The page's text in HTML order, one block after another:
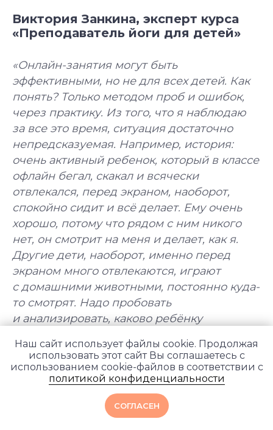
Виктория Занкина, эксперт курса
«Преподаватель йоги для детей»
«Онлайн-занятия могут быть
эффективными, но не для всех детей. Как
понять? Только методом проб и ошибок,
через практику. Из того, что я наблюдаю
за все это время, ситуация достаточно
непредсказуемая. Например, история:
очень активный ребенок, который в классе
офлайн бегал, скакал и всячески
отвлекался, перед экраном, наоборот,
спокойно сидит и всё делает. Ему очень
хорошо, потому что рядом с ним никого
нет, он смотрит на меня и делает, как я.
Другие дети, наоборот, именно перед
экраном много отвлекаются, играют
с домашними животными, постоянно куда-
то смотрят. Надо пробовать
и анализировать, каково ребёнку
Групповые занятия
Смотреть все курсы
Йога для
начинающих
Длительность: 8 недель
Преподаватель
Хатха-йоги
Длительность: 9 недель
Йогатерапия
опорно-
двигательного
Длительность: 24-28
недель
Подробнее
Пранаяма:
дыхательные
техники
в практике йоги
Длительность: 4 месяца
Подробнее
Наш сайт использует файлы cookie. Продолжая
использовать этот сайт Вы соглашаетесь с
использованием cookie-файлов в соответствии с
политикой конфиденциальности
СОГЛАСЕН